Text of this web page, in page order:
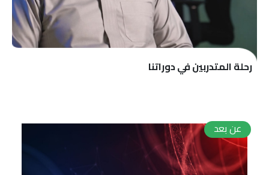
رحلة المتدربين في دوراتنا
عن بعد